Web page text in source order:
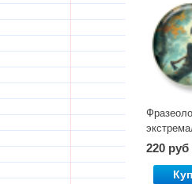
220 руб